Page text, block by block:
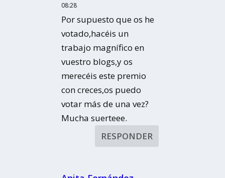
08:28
Por supuesto que os he
votado,hacéis un
trabajo magnífico en
vuestro blogs,y os
merecéis este premio
con creces,os puedo
votar más de una vez?
Mucha suerteee.
RESPONDER